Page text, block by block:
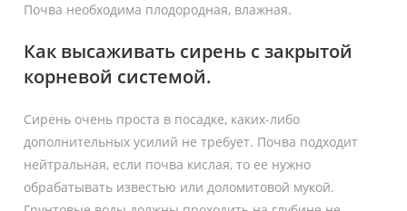
Почва необходима плодородная, влажная.
Как высаживать сирень с закрытой
корневой системой.
Сирень очень проста в посадке, каких-либо
дополнительных усилий не требует. Почва подходит
нейтральная, если почва кислая, то ее нужно
обрабатывать известью или доломитовой мукой.